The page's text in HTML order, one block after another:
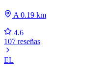
A 0.19 km
4.6
107 reseñas
EL